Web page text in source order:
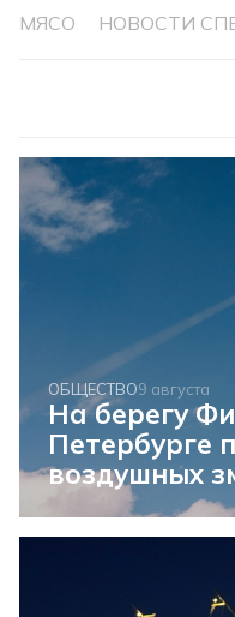
МЯСО НОВОСТИ
ОБЩЕСТВО9 августа
На берегу
Петербурге
воздушных